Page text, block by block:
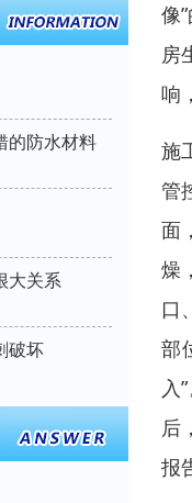
的防水材料
大关系
破坏
像
房
响
施
管
面
燥
口
部
入
后
报